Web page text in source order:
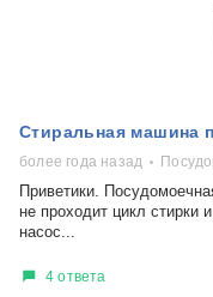
Стиральная машина
более года назад
Приветики.
не проходит цикл стирки
насос...
4 ответа